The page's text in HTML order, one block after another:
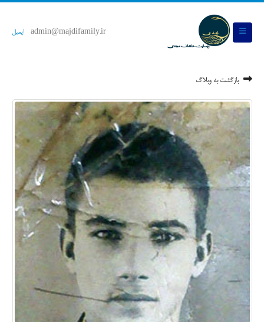
admin@majdifamily.ir ایمیل
بازگشت به وبلاگ